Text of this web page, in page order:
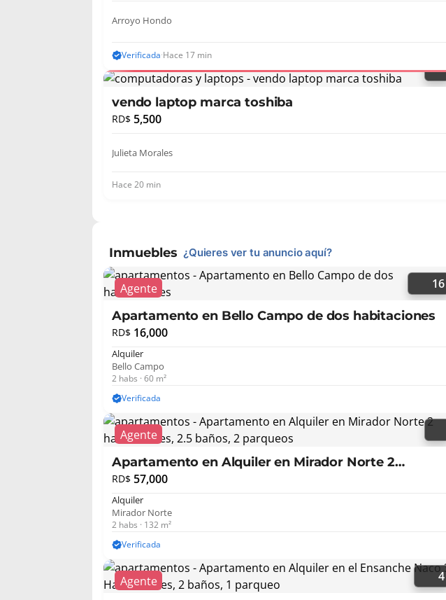
Arroyo Hondo
Verificada·Hace 17 min
vendo laptop marca toshiba
RD$ 5,500
Julieta Morales
Hace 20 min
Inmuebles ¿Quieres ver tu anuncio aquí?
16
Apartamento en Bello Campo de dos habitaciones
RD$ 16,000
Alquiler
Bello Campo
2 habs · 60 m²
Verificada
Apartamento en Alquiler en Mirador Norte 2
habita...
RD$ 57,000
Alquiler
Mirador Norte
2 habs · 132 m²
Verificada
4